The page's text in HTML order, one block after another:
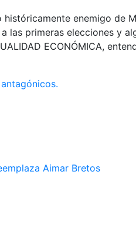
enemigo de
las primeras elecciones y
ECONÓMICA,
Aimar Bretos